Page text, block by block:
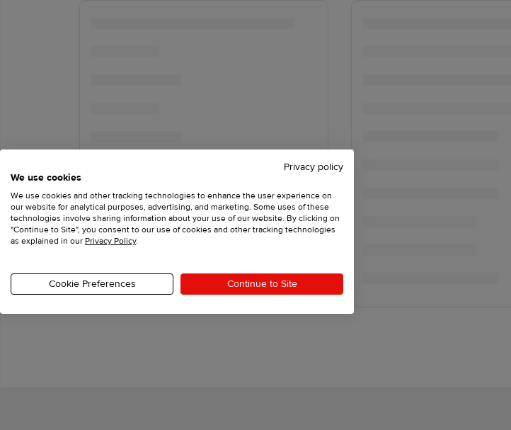
Privacy policy
We use cookies
We use cookies and other tracking technologies to enhance the user experience on
our website for analytical purposes, advertising, and marketing. Some uses of these
technologies involve sharing information about your use of our website. By clicking on
"Continue to Site", you consent to our use of cookies and other tracking technologies
as explained in our Privacy Policy.
Cookie Preferences Continue to Site